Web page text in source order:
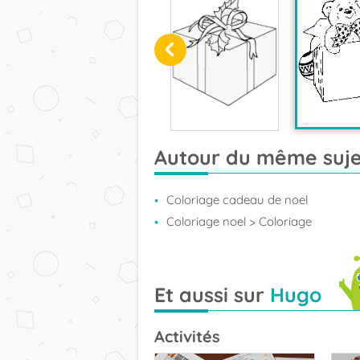
Autour du même
Coloriage cadeau de noel
Coloriage noel > Coloriage
Et aussi sur Hugo
Activités